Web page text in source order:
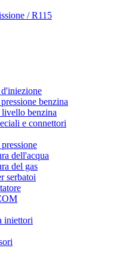
/ R115
benzina
benzina
e connettori
dell'acqua
del gas
serbatoi
iniettori